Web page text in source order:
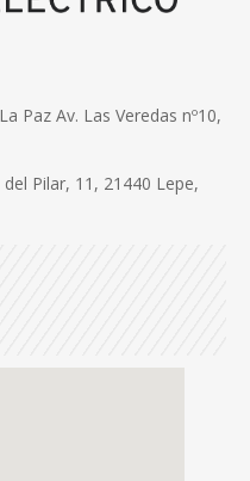
Paz Av. Las Veredas nº10,
Pilar, 11, 21440 Lepe,